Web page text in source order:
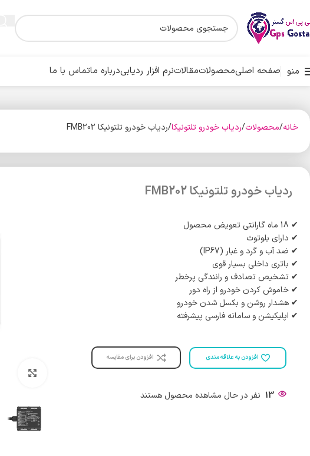
منو صفحه اصلیمحصولاتمقالاتنرم افزار ردیابیدرباره ماتماس با ما
خانه محصولات ردیاب خودرو تلتونیکا ردیاب خودرو تلتونیکا FMB202
ردیاب خودرو تلتونیکا FMB202
✔ 18 ماه گارانتی تعویض محصول
✔ دارای بلوتوث
✔ ضد آب و گرد و غبار (IP67)
✔ باتری داخلی بسیار قوی
✔ تشخیص تصادف و رانندگی پرخطر
✔ خاموش کردن خودرو از راه دور
✔ هشدار روشن و بکسل شدن خودرو
✔ اپلیکیشن و سامانه فارسی پیشرفته
افزودن به علاقه مندی افزودن برای مقایسه
13 نفر در حال مشاهده محصول هستند